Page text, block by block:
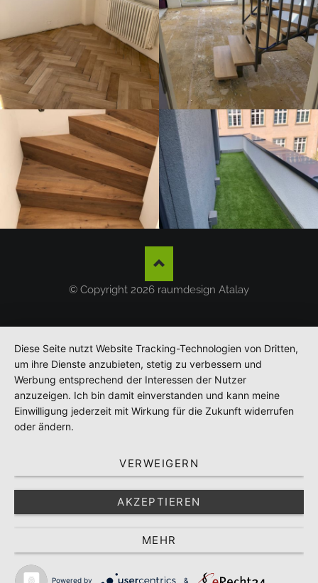
© Copyright 2026 raumdesign Atalay
Diese Seite nutzt Website Tracking-Technologien von Dritten,
um ihre Dienste anzubieten, stetig zu verbessern und
Werbung entsprechend der Interessen der Nutzer
anzuzeigen. Ich bin damit einverstanden und kann meine
Einwilligung jederzeit mit Wirkung für die Zukunft widerrufen
oder ändern.
VERWEIGERN
AKZEPTIEREN
MEHR
Powered by &